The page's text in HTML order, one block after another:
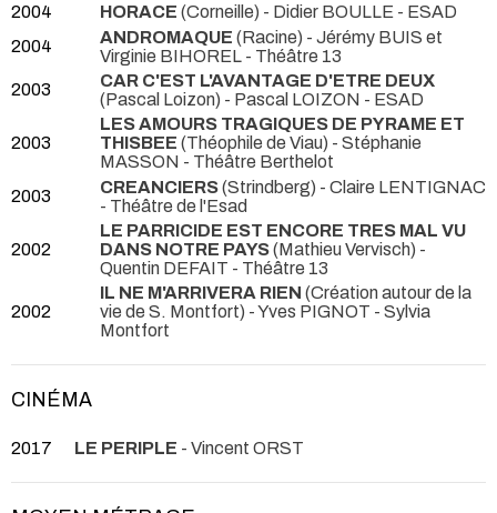
2004
HORACE (Corneille) - Didier BOULLE - ESAD
2004
ANDROMAQUE (Racine) - Jérémy BUIS et
Virginie BIHOREL - Théâtre 13
2003
CAR C'EST L'AVANTAGE D'ETRE DEUX
(Pascal Loizon) - Pascal LOIZON - ESAD
2003
LES AMOURS TRAGIQUES DE PYRAME ET
THISBEE (Théophile de Viau) - Stéphanie
MASSON - Théâtre Berthelot
2003
CREANCIERS(Strindberg) - Claire LENTIGNAC
- Théâtre de l'Esad
2002
LE PARRICIDE EST ENCORE TRES MAL VU
DANS NOTRE PAYS(Mathieu Vervisch) -
Quentin DEFAIT - Théâtre 13
2002
IL NE M'ARRIVERA RIEN (Création autour de la
vie de S. Montfort) - Yves PIGNOT - Sylvia
Montfort
CINÉMA
2017 LE PERIPLE - Vincent ORST